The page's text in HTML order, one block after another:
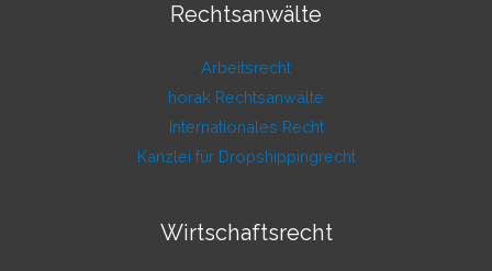
Rechtsanwälte
Arbeitsrecht
horak Rechtsanwälte
Internationales Recht
Kanzlei für Dropshippingrecht
Wirtschaftsrecht